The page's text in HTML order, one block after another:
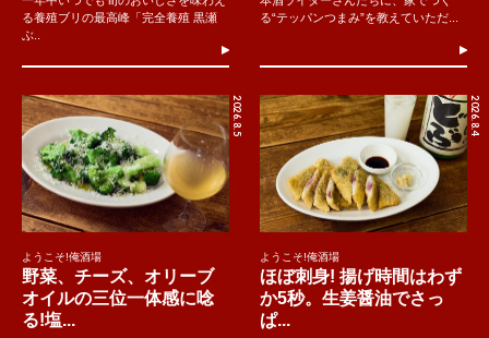
る養殖ブリの最高峰「完全養殖 黒瀬
ぶ..
る“テッパンつまみ”を教えていただ...
2026.8.5
ようこそ!俺酒場
野菜、チーズ、オリーブ
オイルの三位一体感に唸
る!塩...
2026.8.4
ようこそ!俺酒場
ほぼ刺身! 揚げ時間はわず
か5秒。生姜醤油でさっ
ぱ...